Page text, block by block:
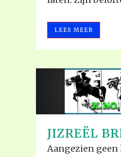
LEES MEER
JIZREËL
Aangezien